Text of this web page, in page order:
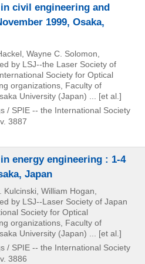
civil engineering and
1999, Osaka,
Wayne C. Solomon,
by LSJ--the Laser Society of
Society for Optical
organizations, Faculty of
University (Japan) ... [et al.]
/ SPIE -- the International Society
3887
energy engineering : 1-4
Japan
William Hogan,
by LSJ--Laser Society of Japan
Society for Optical
organizations, Faculty of
University (Japan) ... [et al.]
/ SPIE -- the International Society
3886